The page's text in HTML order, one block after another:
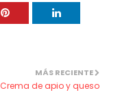
MÁS RECIENTE
Crema de apio y queso